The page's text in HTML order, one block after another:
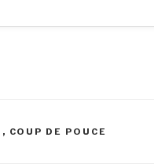
, COUP DE POUCE